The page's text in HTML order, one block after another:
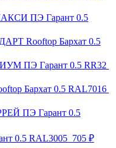
ПЭ Гарант 0.5
Rooftop Бархат 0.5
ПЭ Гарант 0.5 RR32
Бархат 0.5 RAL7016
ПЭ Гарант 0.5
0.5 RAL3005 705 ₽